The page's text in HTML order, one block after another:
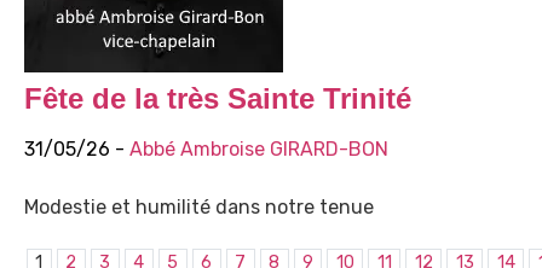
Fête de la très Sainte Trinité
31/05/26 - Abbé Ambroise GIRARD-BON
Modestie et humilité dans notre tenue
1 2 3 4 5 6 7 8 9 10 11 12 13 14